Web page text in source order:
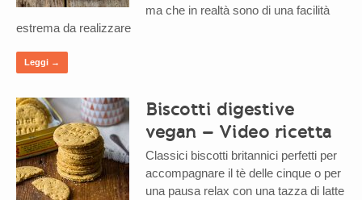
ma che in realtà sono di una facilità
estrema da realizzare
Leggi →
Biscotti digestive
vegan – Video ricetta
Classici biscotti britannici perfetti per
accompagnare il tè delle cinque o per
una pausa relax con una tazza di latte